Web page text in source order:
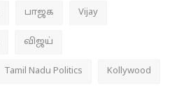
பாஜக Vijay
விஜய்
Tamil Nadu Politics Kollywood